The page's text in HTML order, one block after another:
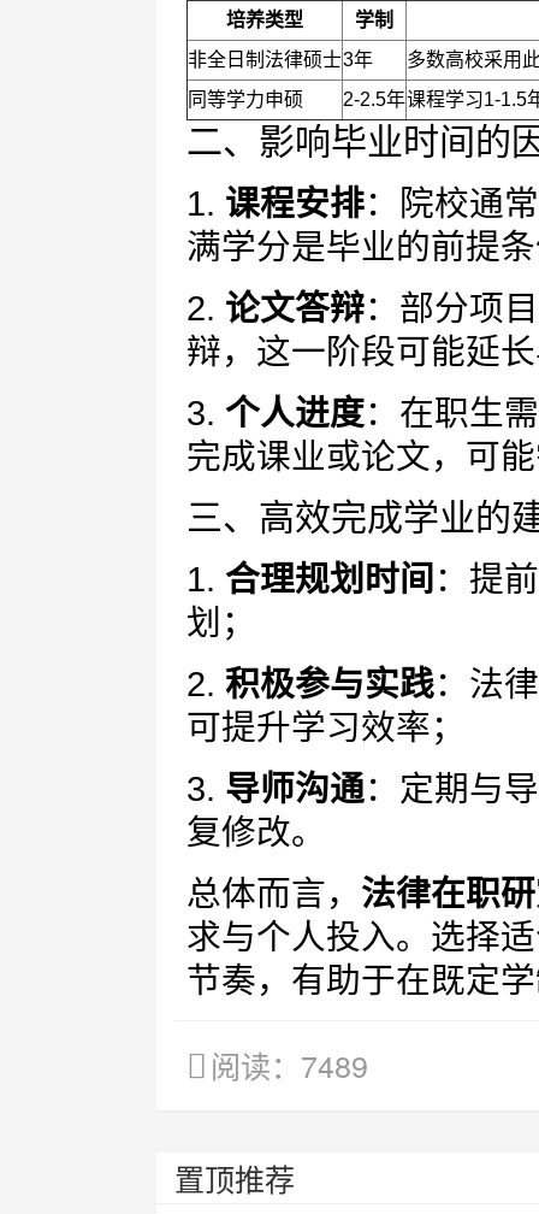
培养类型
学制
非全日制法律硕士3年
多数高校采用
同等学力申硕
2-2.5年课程学习1-1.5
二、影响毕业时间的
1. 课程安排：院校通
满学分是毕业的前提
2. 论文答辩：部分项
辩，这一阶段可能延
3. 个人进度：在职生
完成课业或论文，可
三、高效完成学业的
1. 合理规划时间 ：提
划；
2. 积极参与实践：法
可提升学习效率；
3. 导师沟通：定期与
复修改。
总体而言， 法律在职
求与个人投入。选择
节奏，有助于在既定
阅读：7489
置顶推荐